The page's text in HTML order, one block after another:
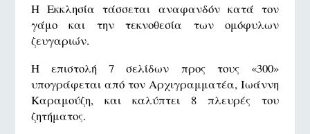
Η Εκκλησία τάσσεται αναφανδόν κατά τον
γάμο και την τεκνοθεσία των ομόφυλων
ζευγαριών.
Η επιστολή 7 σελίδων προς τους «300»
υπογράφεται από τον Αρχιγραμματέα, Ιωάννη
Καραμούζη, και καλύπτει 8 πλευρές του
ζητήματος.